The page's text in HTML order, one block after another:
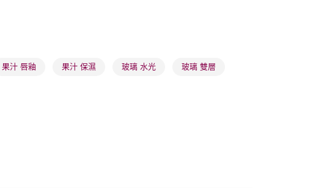
莎莎獨家品牌✨ 韓系品牌 全部產品
果汁 唇釉 果汁 保濕 玻璃 水光 玻璃 雙層